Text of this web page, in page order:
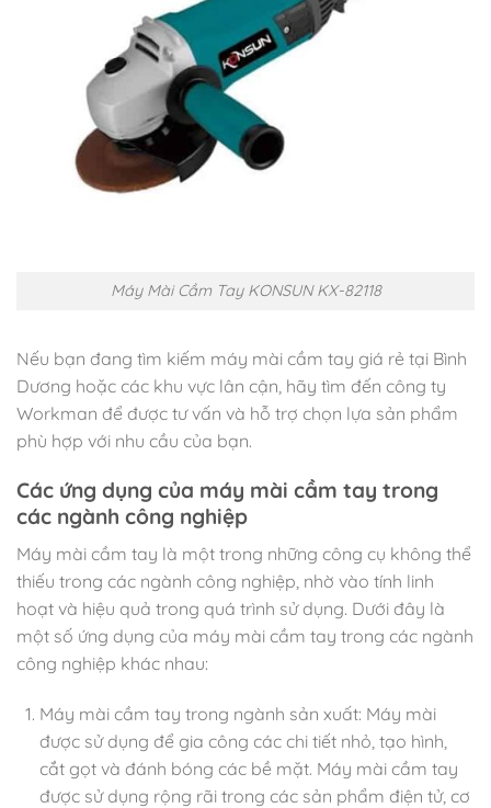
Máy Mài Cầm Tay KONSUN KX-82118
Nếu bạn đang tìm kiếm máy mài cầm tay giá rẻ tại Bình
Dương hoặc các khu vực lân cận, hãy tìm đến công ty
Workman để được tư vấn và hỗ trợ chọn lựa sản phẩm
phù hợp với nhu cầu của bạn.
Các ứng dụng của máy mài cầm tay trong
các ngành công nghiệp
Máy mài cầm tay là một trong những công cụ không thể
thiếu trong các ngành công nghiệp, nhờ vào tính linh
hoạt và hiệu quả trong quá trình sử dụng. Dưới đây là
một số ứng dụng của máy mài cầm tay trong các ngành
công nghiệp khác nhau:
Máy mài cầm tay trong ngành sản xuất: Máy mài
được sử dụng để gia công các chi tiết nhỏ, tạo hình,
cắt gọt và đánh bóng các bề mặt. Máy mài cầm tay
được sử dụng rộng rãi trong các sản phẩm điện tử, cơ